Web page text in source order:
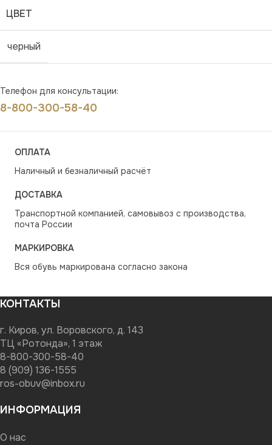
ЦВЕТ
черный
Телефон для консультации:
8-800-300-58-40
ОПЛАТА
Наличный и безналичный расчёт
ДОСТАВКА
Транспортной компанией, самовывоз с производства,
почта России
МАРКИРОВКА
Вся обувь маркирована согласно закона
КОНТАКТЫ
г. Киров, ул. Воровского, д. 143
ТЦ «Ротонда», 1 этаж
8-800-300-58-40
8 (909) 136-1555
ros-obuv@inbox.ru
ИНФОРМАЦИЯ
О нас